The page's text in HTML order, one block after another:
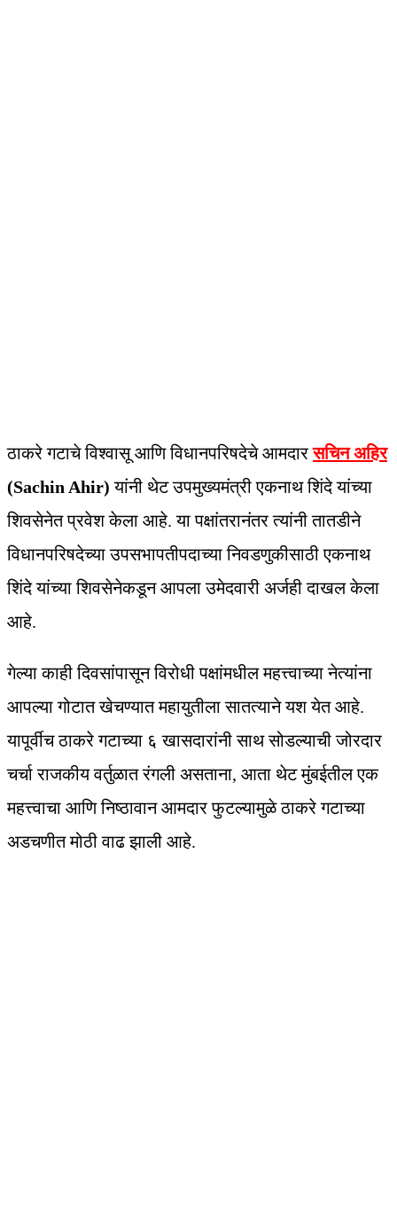
ठाकरे गटाचे विश्वासू आणि विधानपरिषदेचे आमदारसचिन अहिर
(Sachin Ahir)यांनी थेट उपमुख्यमंत्री एकनाथ शिंदे यांच्या
शिवसेनेत प्रवेश केला आहे. या पक्षांतरानंतर त्यांनी तातडीने
विधानपरिषदेच्या उपसभापतीपदाच्या निवडणुकीसाठी एकनाथ
शिंदे यांच्या शिवसेनेकडून आपला उमेदवारी अर्जही दाखल केला
आहे.
गेल्या काही दिवसांपासून विरोधी पक्षांमधील महत्त्वाच्या नेत्यांना
आपल्या गोटात खेचण्यात महायुतीला सातत्याने यश येत आहे.
यापूर्वीच ठाकरे गटाच्या ६ खासदारांनी साथ सोडल्याची जोरदार
चर्चा राजकीय वर्तुळात रंगली असताना, आता थेट मुंबईतील एक
महत्त्वाचा आणि निष्ठावान आमदार फुटल्यामुळे ठाकरे गटाच्या
अडचणीत मोठी वाढ झाली आहे.